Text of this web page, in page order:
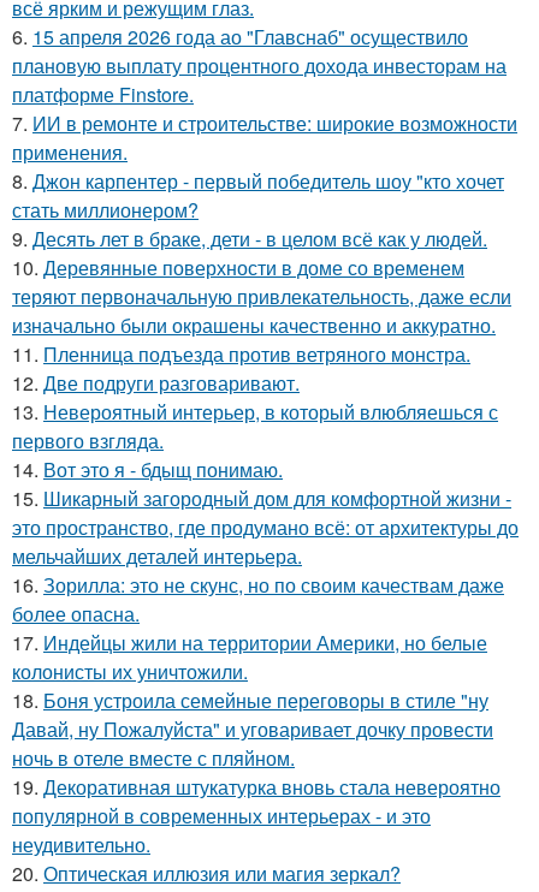
всё ярким и режущим глаз.
6. 15 апреля 2026 года ао "Главснаб" осуществило
плановую выплату процентного дохода инвесторам на
платформе Finstore.
7. ИИ в ремонте и строительстве: широкие возможности
применения.
8. Джон карпентер - первый победитель шоу "кто хочет
стать миллионером?
9. Десять лет в браке, дети - в целом всё как у людей.
10. Деревянные поверхности в доме со временем
теряют первоначальную привлекательность, даже если
изначально были окрашены качественно и аккуратно.
11. Пленница подъезда против ветряного монстра.
12. Две подруги разговаривают.
13. Невероятный интерьер, в который влюбляешься с
первого взгляда.
14. Вот это я - бдыщ понимаю.
15. Шикарный загородный дом для комфортной жизни -
это пространство, где продумано всё: от архитектуры до
мельчайших деталей интерьера.
16. Зорилла: это не скунс, но по своим качествам даже
более опасна.
17. Индейцы жили на территории Америки, но белые
колонисты их уничтожили.
18. Боня устроила семейные переговоры в стиле "ну
Давай, ну Пожалуйста" и уговаривает дочку провести
ночь в отеле вместе с пляйном.
19. Декоративная штукатурка вновь стала невероятно
популярной в современных интерьерах - и это
неудивительно.
20. Оптическая иллюзия или магия зеркал?